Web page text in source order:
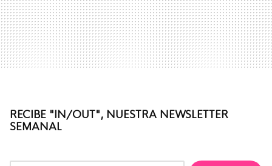
RECIBE "IN/OUT", NUESTRA NEWSLETTER
SEMANAL